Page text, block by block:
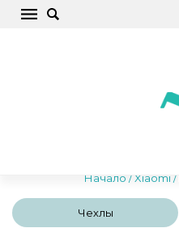
Начало / Xiaomi /
Чехлы